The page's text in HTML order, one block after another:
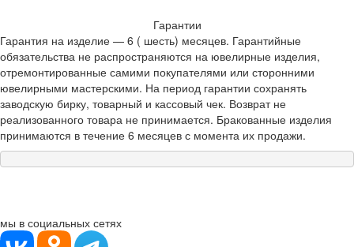
Гарантии
Гарантия на изделие — 6 ( шесть) месяцев. Гарантийные
обязательства не распространяются на ювелирные изделия,
отремонтированные самими покупателями или сторонними
ювелирными мастерскими. На период гарантии сохранять
заводскую бирку, товарный и кассовый чек. Возврат не
реализованного товара не принимается. Бракованные изделия
принимаются в течение 6 месяцев с момента их продажи.
мы в социальных сетях